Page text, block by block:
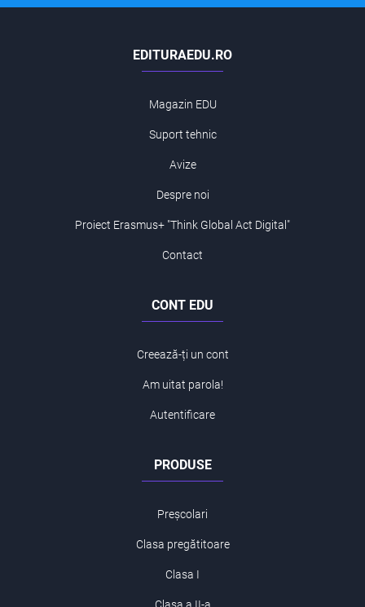
EDITURAEDU.RO
Magazin EDU
Suport tehnic
Avize
Despre noi
Proiect Erasmus+ "Think Global Act Digital"
Contact
CONT EDU
Creează-ți un cont
Am uitat parola!
Autentificare
PRODUSE
Preșcolari
Clasa pregătitoare
Clasa I